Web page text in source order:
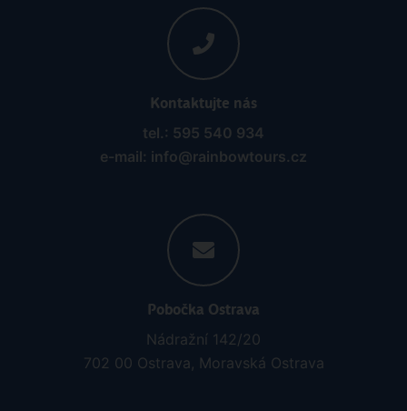
Plavba podél Západního pobřeží - Los Angeles a
Mexiko - Carnival Cruise Line
19.09.2026 - 28.09.2026